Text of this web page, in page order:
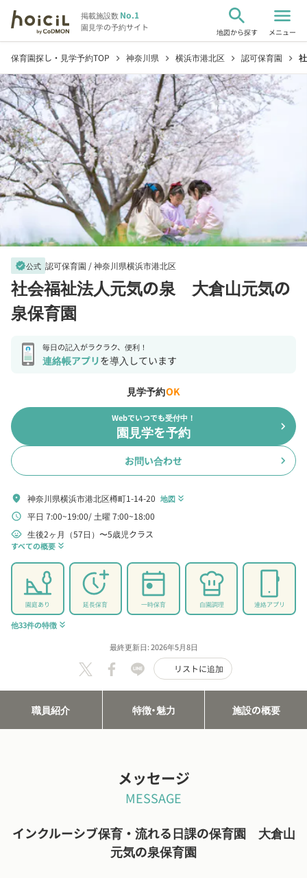
掲載施設数No.1
園見学の予約サイト
search
地図から探す
menu
メニュー
保育園探し・見学予約TOP chevron_right 神奈川県 chevron_right 横浜市港北区 chevron_right 認可保育園 chevron_right
verified公式 認可保育園 /神奈川県横浜市港北区
社会福祉法人元気の泉 大倉山元気の
泉保育園
毎日の記入がラクラク、便利！
連絡帳アプリを導入しています
見学予約OK
Webでいつでも受付中！
園見学を予約 chevron_right
お問い合わせ chevron_right
location_on 神奈川県横浜市港北区樽町1-14-20 地図 keyboard_double_arrow_down
schedule 平日 7:00~19:00 土曜 7:00~18:00
child_care 生後2ヶ月（57日）〜5歳児クラス
すべての概要 keyboard_double_arrow_down
園庭あり 延長保育 一時保育 自園調理 連絡アプリ
他33件の特徴 keyboard_double_arrow_down
最終更新日: 2026年5月8日
リストに追加
職員紹介 特徴・魅力 施設の概要
メッセージ
MESSAGE
インクルーシブ保育・流れる日課の保育園 大倉山
元気の泉保育園